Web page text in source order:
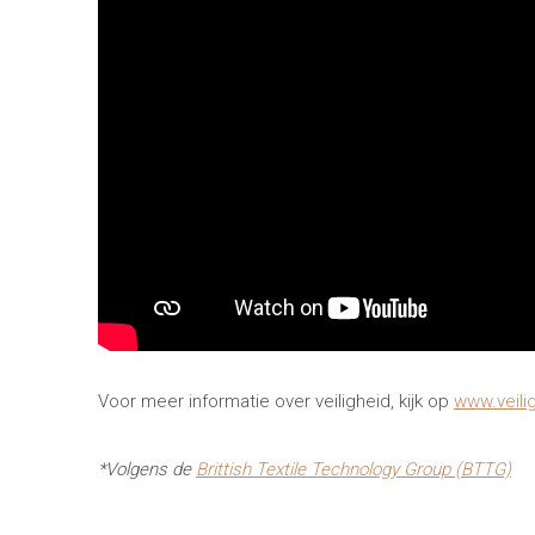
Voor meer informatie over veiligheid, kijk op
*Volgens de Brittish Textile Technology Group (BTTG)